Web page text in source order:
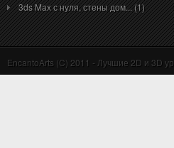
3ds Max с нуля, стены дом... (1)
EncantoArts (C) 2011 - Лучшие 2D и 3D